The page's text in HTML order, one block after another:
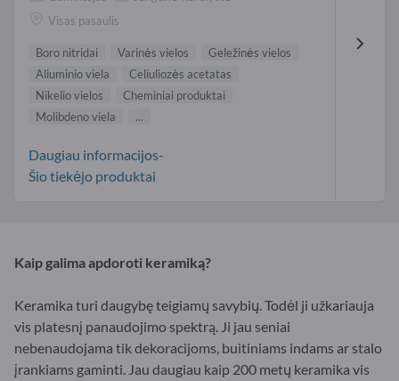
Visas pasaulis
Boro nitridai Varinės vielos
Geležinės vielos
Aliuminio viela
Celiuliozės acetatas
Nikelio vielos
Cheminiai produktai
Molibdeno viela
...
Daugiau informacijos-
Šio tiekėjo produktai
Kaip galima apdoroti keramiką?
Keramika turi daugybę teigiamų savybių. Todėl ji užkariauja
vis platesnį panaudojimo spektrą. Ji jau seniai
nebenaudojama tik dekoracijoms, buitiniams indams ar stalo
įrankiams gaminti. Jau daugiau kaip 200 metų keramika vis